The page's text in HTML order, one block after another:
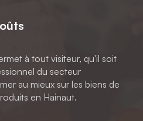
à tout visiteur, qu'il soit
du secteur
au mieux sur les biens de
en Hainaut.